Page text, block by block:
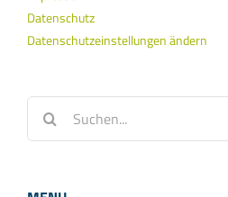
Datenschutz
Datenschutzeinstellungen ändern
nach: